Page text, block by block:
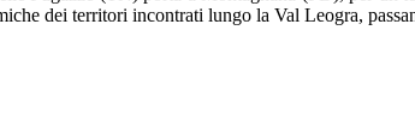
dei territori incontrati lungo la Val Leogra,